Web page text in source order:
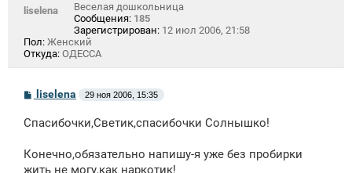
liselena
Веселая дошкольница
Сообщения: 185
Зарегистрирован: 12 июл 2006, 21:58
Пол: Женский
Откуда: ОДЕССА
С
б
н
и
liselena 29 ноя 2006, 15:35
Спасибочки,Светик,спасибочки Солнышко!
Конечно,обязательно напишу-я уже без пробирки
жить не могу,как наркотик!